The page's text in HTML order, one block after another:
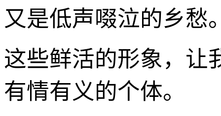
又是低声啜泣的乡愁
这些鲜活的形象，让
有情有义的个体。